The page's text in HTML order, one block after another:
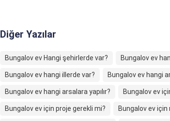
Diğer Yazılar
Bungalov ev Hangi şehirlerde var? Bungalov ev
Bungalov ev hangi illerde var? Bungalov ev hangi
Bungalov ev hangi arsalara yapılır? Bungalov ev
Bungalov ev için proje gerekli mi? Bungalov ev